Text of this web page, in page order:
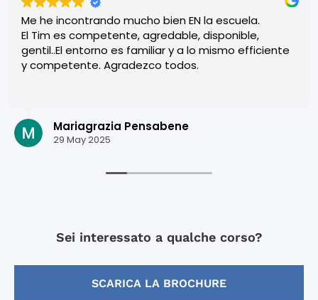
Me he incontrando mucho bien EN la escuela.
El Tim es competente, agredable, disponible,
gentil..El entorno es familiar y a lo mismo efficiente
y competente. Agradezco todos.
Mariagrazia Pensabene
29 May 2025
Sei interessato a qualche corso?
SCARICA LA BROCHURE